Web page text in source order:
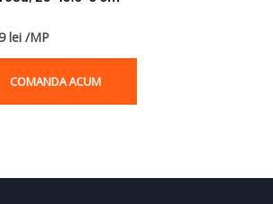
lei /MP
COMANDA ACUM